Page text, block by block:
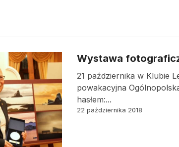
Wystawa
21 października w Klubie
powakacyjna
hasłem:...
22 października 2018